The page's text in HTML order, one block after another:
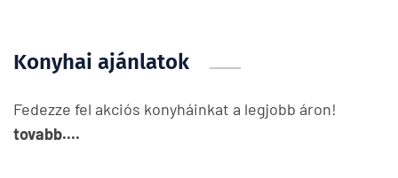
Konyhai ajánlatok
Fedezze fel akciós konyháinkat a legjobb áron!
tovabb....